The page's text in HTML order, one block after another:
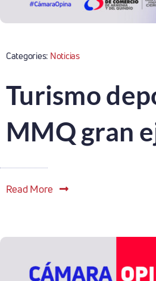
Categories: Noticias
Turismo
MMQ gran
Read More